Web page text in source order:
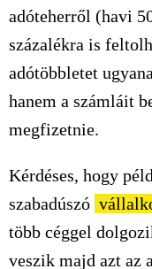
adóteherről (havi
százalékra is
adótöbbletet
hanem a számláit
megfizetnie.
Kérdéses, hogy
szabadúszó
több céggel
veszik majd azt az